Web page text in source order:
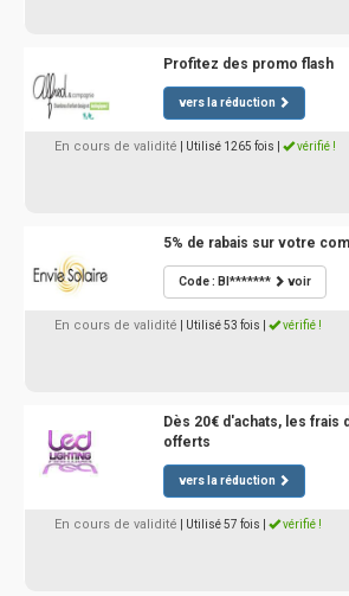
Profitez des promo flash
vers la réduction
En cours de validité | Utilisé 1265 fois vérifié !
5% de rabais sur votre
Code : BI******* voir
En cours de validité | Utilisé 53 fois vérifié !
Dès 20€ d'achats, les frais
offerts
vers la réduction
En cours de validité | Utilisé 57 fois vérifié !